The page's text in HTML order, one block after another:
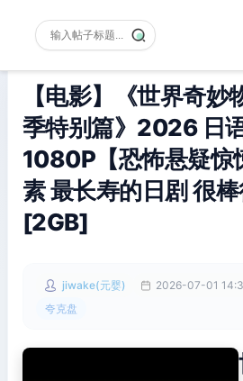
【电影】《世界奇
季特别篇》2026 日
1080P【恐怖悬疑惊
素 最长寿的日剧 很棒
[2GB]
jiwake(元婴) 2026-07-01
夸克盘